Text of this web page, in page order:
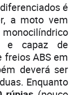
é
a moto vem
capaz de
freios ABS em
deverá ser
Enquanto